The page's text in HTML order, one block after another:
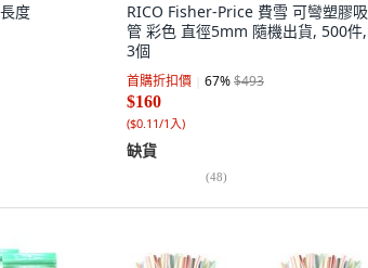
度
RICO Fisher-Price 費雪 可彎塑膠吸
管 彩色 直徑5mm 隨機出貨, 500件,
3個
首購折扣價 67%$493
$160
($0.11/1入)
缺貨
(48)